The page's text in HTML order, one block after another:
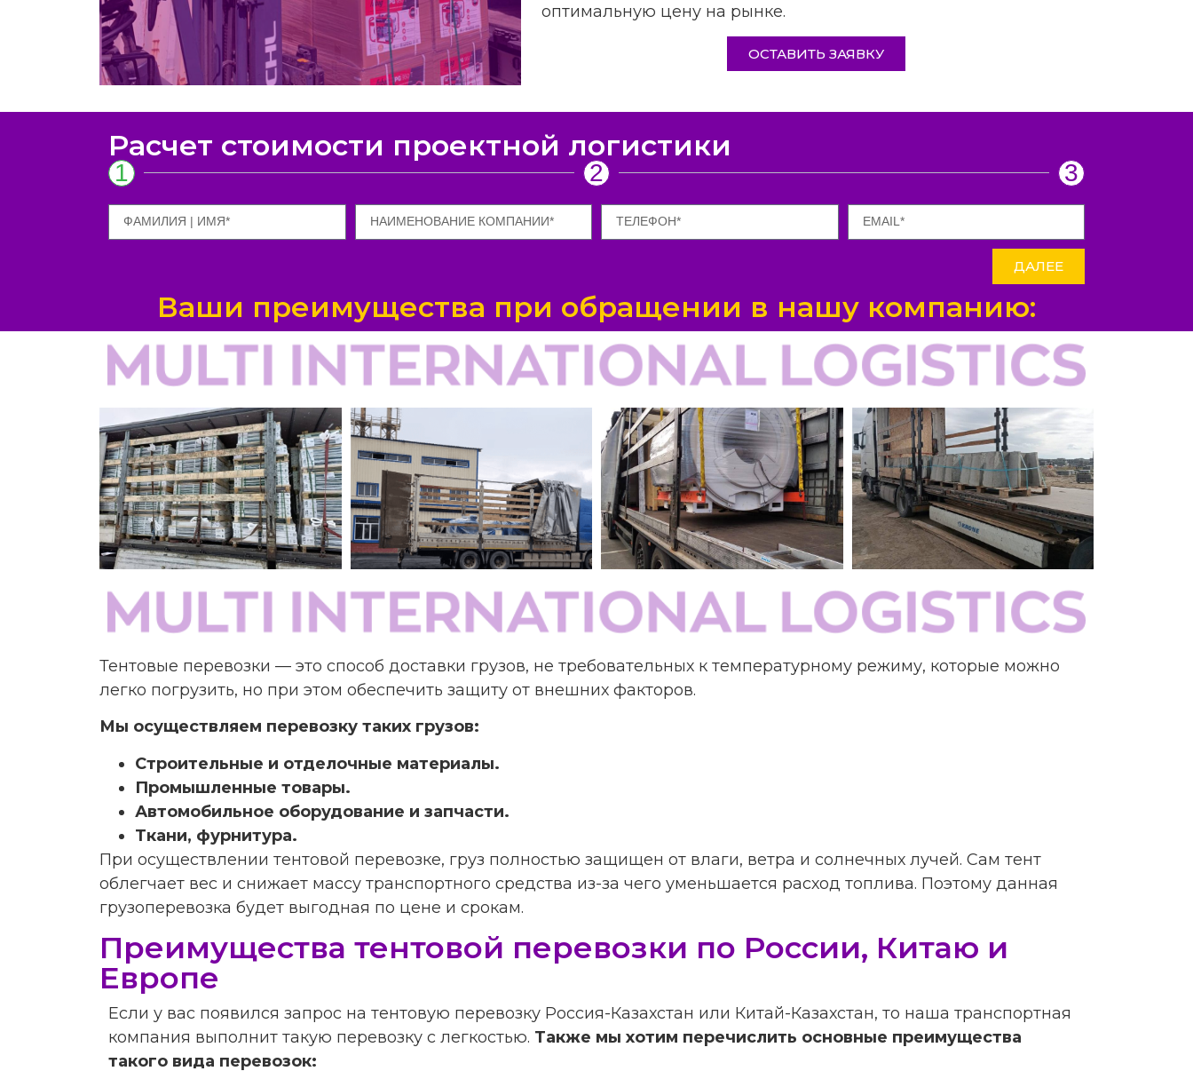
оптимальную цену на рынке.
ОСТАВИТЬ ЗАЯВКУ
Расчет стоимости проектной логистики
1 2 3
ДАЛЕЕ
Ваши преимущества при обращении в нашу компанию:
Тентовые перевозки — это способ доставки грузов, не требовательных к температурному режиму, которые можно
легко погрузить, но при этом обеспечить защиту от внешних факторов.
Мы осуществляем перевозку таких грузов:
Строительные и отделочные материалы.
Промышленные товары.
Автомобильное оборудование и запчасти.
Ткани, фурнитура.
При осуществлении тентовой перевозке, груз полностью защищен от влаги, ветра и солнечных лучей. Сам тент
облегчает вес и снижает массу транспортного средства из-за чего уменьшается расход топлива. Поэтому данная
грузоперевозка будет выгодная по цене и срокам.
Преимущества тентовой перевозки по России, Китаю и
Европе
Если у вас появился запрос на тентовую перевозку Россия-Казахстан или Китай-Казахстан, то наша транспортная
компания выполнит такую перевозку с легкостью. Также мы хотим перечислить основные преимущества
такого вида перевозок: